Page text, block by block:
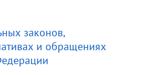
законов,
и обращениях